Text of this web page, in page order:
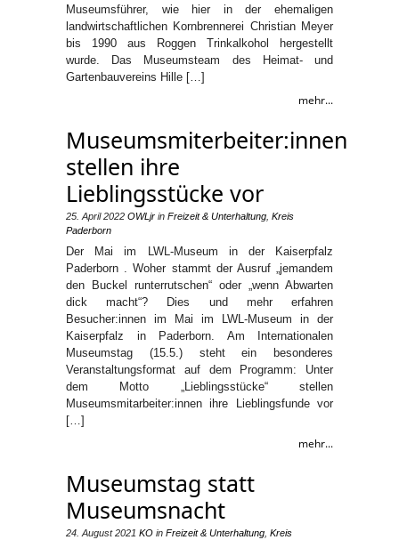
Museumsführer, wie hier in der ehemaligen
landwirtschaftlichen Kornbrennerei Christian Meyer
bis 1990 aus Roggen Trinkalkohol hergestellt
wurde. Das Museumsteam des Heimat- und
Gartenbauvereins Hille […]
mehr...
Museumsmiterbeiter:innen
stellen ihre
Lieblingsstücke vor
25. April 2022 OWLjr in Freizeit & Unterhaltung Kreis
Paderborn
Der Mai im LWL-Museum in der Kaiserpfalz
Paderborn . Woher stammt der Ausruf „jemandem
den Buckel runterrutschen“ oder „wenn Abwarten
dick macht“? Dies und mehr erfahren
Besucher:innen im Mai im LWL-Museum in der
Kaiserpfalz in Paderborn. Am Internationalen
Museumstag (15.5.) steht ein besonderes
Veranstaltungsformat auf dem Programm: Unter
dem Motto „Lieblingsstücke“ stellen
Museumsmitarbeiter:innen ihre Lieblingsfunde vor
[…]
mehr...
Museumstag statt
Museumsnacht
24. August 2021 KO in Freizeit & Unterhaltung Kreis